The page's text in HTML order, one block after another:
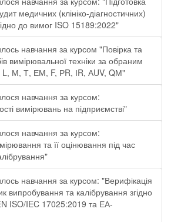
медичних (клініко-діагностичних)
до вимог ISO 15189:2022"
навчання за курсом "Повірка та
вимірювальної техніки за обраним
L, М, Т, ЕМ, F, РR, ІR, АUV, QМ"
навчання за курсом:
вимірювань на підприємстві"
навчання за курсом:
та її оцінювання під час
навчання за курсом: "Верифікація
випробування та калібрування згідно
ISO/IEC 17025:2019 та ЕА-